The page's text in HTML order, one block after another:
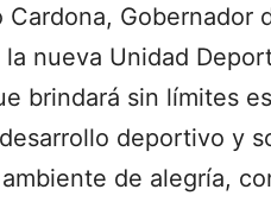
Cardona, Gobernador
nueva Unidad
brindará sin límites
deportivo y
de alegría,